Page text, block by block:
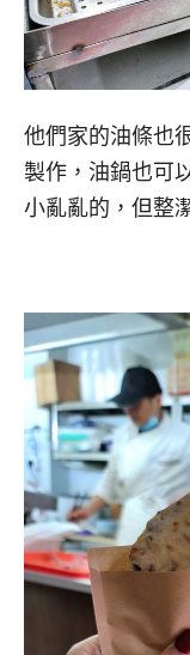
他們家的油條也
製作，油鍋也可
小亂亂的，但整